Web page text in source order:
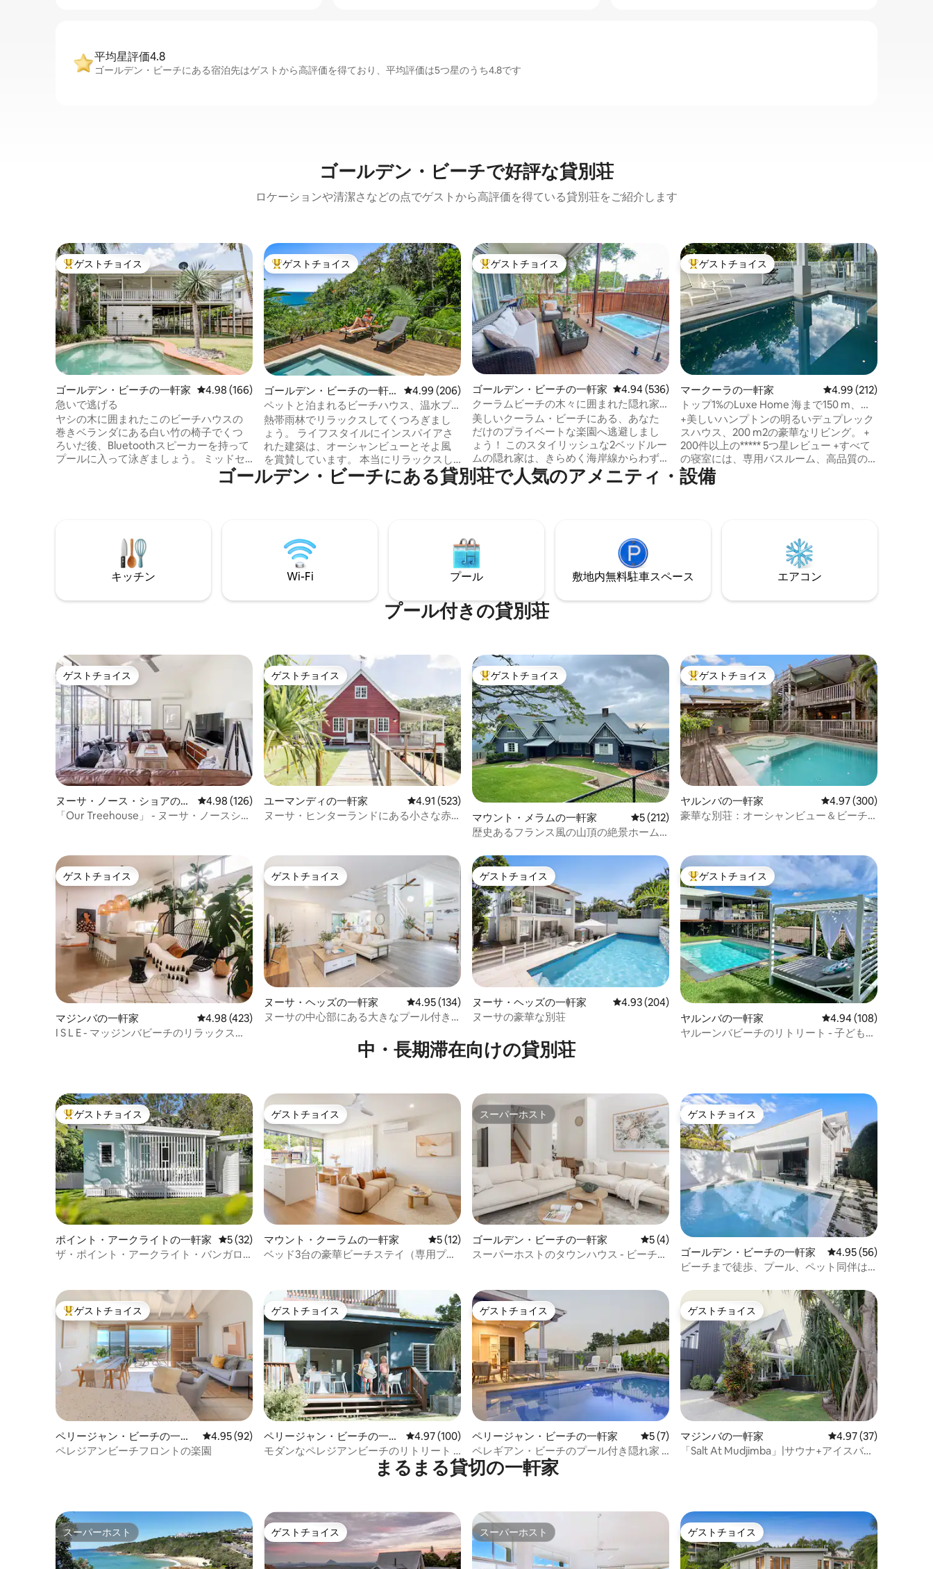
平均星評価4.8
ゴールデン・ビーチにある宿泊先はゲストから高評価を得ており、平均評価は5つ星のうち4.8です
ゴールデン・ビーチで好評な貸別荘
ロケーションや清潔さなどの点でゲストから高評価を得ている貸別荘をご紹介します
大好評のゲストチョイスです。
ゲストチョイス
ゴールデン・ビーチの一軒家 レビュー166件、5つ星中4.98つ星の平均評価
4.98 (166)
急いで逃げる
ヤシの木に囲まれたこのビーチハウスの
巻きベランダにある白い竹の椅子でくつ
ろいだ後、Bluetoothスピーカーを持って
プールに入って泳ぎましょう。 ミッドセ
ンチュリーの木製家具と織物を組み合わ
せることで、リラックスしたトロピカル
岸の風を捉えるように設計されていま
す。 ベランダを囲むことで、すべてのド
アを開けて家を快適で涼しく保つことが
います。 庭も完全にフェンスで囲まれて
テレビにはNetflixがあります。 また、
DVDプレーヤーとDVDもご用意しており
ます。 プールエリアに持ち込める
Bluetoothミュージックドックがありま
す。 夫と私は食通ですので、どのような
食べ物が好きか教えてください。ご滞在
中のおすすめをご紹介します。 ゲストは
滞在中、家全体をご利用いただけます。
私たちは家の近くに住んでいませんが、
ご不明な点がございましたら、いつでも
お電話で対応いたします。 クーラムビー
チから徒歩約10分、スタマーズクリーク
の犬同伴OKビーチから少し離れた、家族
泊施設から車ですぐのところにありま
す。 クーラムビーチ周辺は平坦で歩きや
すいです。ペレギアンビーチまで車で10
分、サンシャインビーチまで車で15分、ヌ
ーサまで車で20分です。
大好評のゲストチョイスです。
ゲストチョイス
ゴールデン・ビーチの一軒
家
レビュー206件、5つ星中4.99つ星の平均評価
4.99 (206)
ペットと泊まれるビーチハウス、温水プ
ールとオーシャンビュー
熱帯雨林でリラックスしてくつろぎまし
ょう。 ライフスタイルにインスパイアさ
れた建築は、オーシャンビューとそよ風
を賞賛しています。 本当にリラックスし
た雰囲気に浸りましょう。3階建ての豪華
な建物には、屋外プール、2つのデッキ、
ぶ様子をご覧ください。 クーラムの人里
離れたファーストベイ、人気のメインビ
ーチ、屋外ストリップ、レストランまで
徒歩圏内です。 注-パーティーハウスでは
Terrace
大好評のゲストチョイスです。
ゲストチョイス
ゴールデン・ビーチの一軒家 レビュー536件、5つ星中4.94つ星の平均評価
4.94 (536)
クーラムビーチの木々に囲まれた隠れ家
／温水スパ
美しいクーラム・ビーチにある、あなた
だけのプライベートな楽園へ逃避しまし
ょう！ このスタイリッシュな2ベッドルー
ムの隠れ家は、きらめく海岸線からわず
か数分のところにある緑豊かな環境にあ
ります。警備付きのビーチ、活気あふれ
る隠れ家を探している2組のカップルに最
適です。 快適さ、広々としたスペース、
くつろぎを重視したこの素晴らしい家
は、サンシャインコーストで最高の隠れ
きます。
大好評のゲストチョイスです。
ゲストチョイス
マークーラの一軒家 レビュー212件、5つ
4.99 (212)
トップ1%のLuxe Home 海まで150 m、温
水プール付き
+美しいハンプトンの明るいデュプレック
スハウス、200 m2の豪華なリビング。 +
200件以上の***** 5つ星レビュー +すべて
の寝室には、専用バスルーム、高品質の
寝具、ダクト付きエアコンが備わってい
ます。 +プライベートの温水プール、屋外
ング。 海の音を聞いたり、リラックスし
たり、サンセットを楽しんだり、きらめ
く太平洋に沈む夕日を眺めたりしてくだ
さい。
ゴールデン・ビーチにある貸別荘で人気のアメニティ・設備
キッチン Wi-Fi プール 敷地内無料駐⁠車ス⁠ペ⁠ー⁠ス エアコン
プール付きの貸別荘
ゲストチョイス
ゲストチョイス
ヌーサ・ノース・ショアの一
軒家
レビュー126件、5つ星中4.98つ星の平均評価
4.98 (126)
「Our Treehouse」 - ヌーサ・ノースショ
ゲストチョイス
ゲストチョイス
ユーマンディの一軒家 レビュー523件、5つ星中4.91つ星の平均評価
4.91 (523)
ヌーサ・ヒンターランドにある小さな赤
大好評のゲストチョイスです。
ゲストチョイス
マウント・メラムの一軒家 レビュー212件、5つ星中5つ星の平均評価
5 (212)
歴史あるフランス風の山頂の絶景ホーム
大好評のゲストチョイスです。
ゲストチョイス
ヤルンバの一軒家 レビュー300件、5つ星
4.97 (300)
豪華な別荘：オーシャンビュー＆ビーチ
ゲストチョイス
ゲストチョイス
マジンバの一軒家 レビュー423件、5つ星中4.98つ星の平均評価
4.98 (423)
I S L E - マッジンバビーチのリラックスし
ゲストチョイス
ゲストチョイス
ヌーサ・ヘッズの一軒家 レビュー134件、5つ星中4.95つ星の平均評価
4.95 (134)
ヌーサの中心部にある大きなプール付き
ゲストチョイス
ゲストチョイス
ヌーサ・ヘッズの一軒家 レビュー204件、5つ星中4.93つ星の平均評価
4.93 (204)
ヌーサの豪華な別荘
大好評のゲストチョイスです。
ゲストチョイス
ヤルンバの一軒家 レビュー108件、5つ
4.94 (108)
ヤルーンバビーチのリトリート - 子ども＆
中・長期滞在向けの貸別荘
大好評のゲストチョイスです。
ゲストチョイス
ポイント・アークライトの一軒家 レビュー32件、5つ星中5つ星の平均評価
5 (32)
ザ・ポイント・アークライト・バンガロ
ゲストチョイス
ゲストチョイス
マウント・クーラムの一軒家 レビュー12件、5つ星中5つ星の平均評価
5 (12)
ベッド3台の豪華ビーチステイ（専用プー
スーパーホスト
スーパーホスト
ゴールデン・ビーチの一軒家 レビュー4件、5つ星中5つ星の平均評価
5 (4)
スーパーホストのタウンハウス - ビーチや
ゲストチョイス
ゲストチョイス
ゴールデン・ビーチの一軒家 レビュー56件、5つ星
4.95 (56)
ビーチまで徒歩、プール、ペット同伴は
大好評のゲストチョイスです。
ゲストチョイス
ペリージャン・ビーチの一軒
家
レビュー92件、5つ星中4.95つ星の平均評価
4.95 (92)
ペレジアンビーチフロントの楽園
ゲストチョイス
ゲストチョイス
ペリージャン・ビーチの一軒
家
レビュー100件、5つ星中4.97つ星の平均評価
4.97 (100)
モダンなペレジアンビーチのリトリート -
ゲストチョイス
ゲストチョイス
ペリージャン・ビーチの一軒家 レビュー7件、5つ星中5つ星の平均評価
5 (7)
ペレギアン・ビーチのプール付き隠れ家 |
ペット同伴可
ゲストチョイス
ゲストチョイス
マジンバの一軒家 レビュー37件、5つ
4.97 (37)
「Salt At Mudjimba」|サウナ+アイスバ
まるまる貸切の一軒家
スーパーホスト
スーパーホスト ゲストチョイス
ゲストチョイス スーパーホスト
スーパーホスト ゲストチョイス
ゲストチョイス